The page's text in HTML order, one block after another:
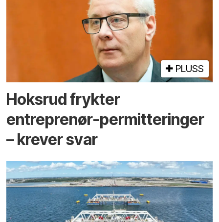
PLUSS
Hoksrud frykter
entreprenør-permitteringer
– krever svar